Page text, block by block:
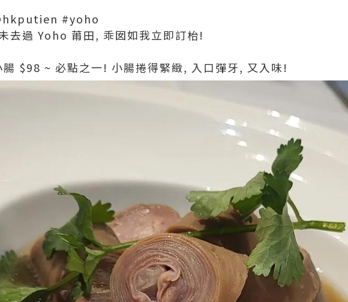
#yoho
去過 Yoho 莆田, 乖囡如我立即訂枱!
腸 $98 ~ 必點之一! 小腸捲得緊緻, 入口彈牙, 又入味!